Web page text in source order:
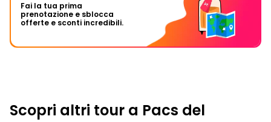
Fai la tua prima
prenotazione e sblocca
offerte e sconti incredibili.
Scopri altri tour a Pacs del